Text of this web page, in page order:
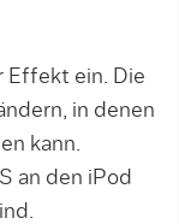
Effekt ein. Die
in denen
kann.
an den iPod